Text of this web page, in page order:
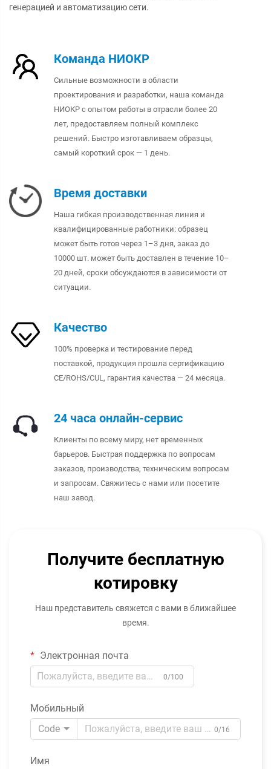
генерацией и автоматизацию сети.
Команда НИОКР
Сильные возможности в области
проектирования и разработки, наша команда
НИОКР с опытом работы в отрасли более 20
лет, предоставляем полный комплекс
решений. Быстро изготавливаем образцы,
самый короткий срок — 1 день.
Время доставки
Наша гибкая производственная линия и
квалифицированные работники: образец
может быть готов через 1–3 дня, заказ до
10000 шт. может быть доставлен в течение 10–
20 дней, сроки обсуждаются в зависимости от
ситуации.
Качество
100% проверка и тестирование перед
поставкой, продукция прошла сертификацию
CE/ROHS/CUL, гарантия качества — 24 месяца.
24 часа онлайн-сервис
Клиенты по всему миру, нет временных
барьеров. Быстрая поддержка по вопросам
заказов, производства, техническим вопросам
и запросам. Свяжитесь с нами или посетите
наш завод.
Получите бесплатную
котировку
Наш представитель свяжется с вами в ближайшее
время.
Электронная почта
0/100
Мобильный
Code
0/16
Имя